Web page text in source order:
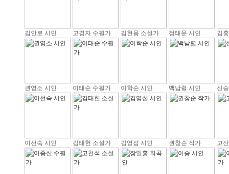
김안로 시인 고경자 수필가 김현용 소설가 정태운 시인 김
권영소 시인 이태순 수필가 이학순 시인 백남렬 시인 신
이선숙 시인 김태헌 소설가 김영섭 시인 권창순 작가 고